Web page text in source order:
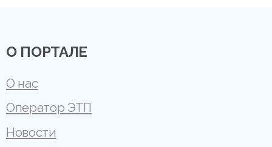
О ПОРТАЛЕ
О нас
Оператор ЭТП
Новости